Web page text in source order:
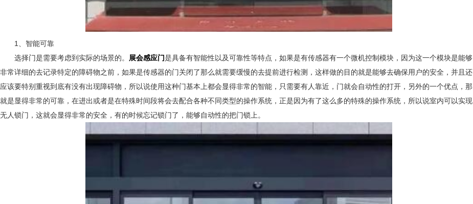
1、智能可靠
选择门是需要考虑到实际的场景的。
展会感应门是具备有智能性以及可靠性等特点，如果是有传感器有一个微机控制模块，因为这一个模块是能够
非常详细的去记录特定的障碍物之前，如果是传感器的门关闭了那么就需要缓慢的去提前进行检测，这样做的目的就是能够去确保用户的安全，并且还
应该要特别重视到底有没有出现障碍物，所以说使用这种门基本上都会显得非常的智能，只需要有人靠近，门就会自动性的打开，另外的一个优点，那
就是显得非常的可靠，在进出或者是在特殊时间段将会去配合各种不同类型的操作系统，正是因为有了这么多的特殊的操作系统，所以说室内可以实现
无人锁门，这就会显得非常的安全，有的时候忘记锁门了，能够自动性的把门锁上。